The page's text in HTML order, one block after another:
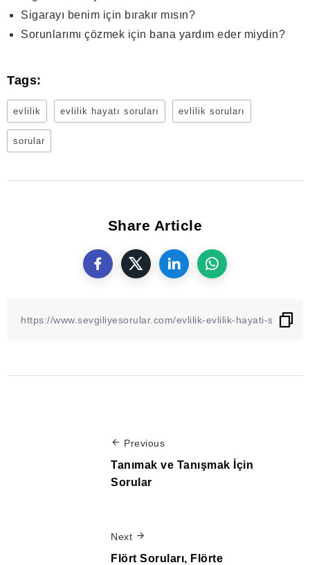
Sigarayı benim için bırakır mısın?
Sorunlarımı çözmek için bana yardım eder miydin?
Tags:
evlilik evlilik hayatı soruları evlilik soruları
sorular
Share Article
Previous
Tanımak ve Tanışmak İçin
Sorular
Next
Flört Soruları, Flörte